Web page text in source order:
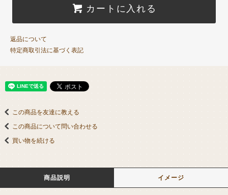
カートに入れる
返品について
特定商取引法に基づく表記
この商品を友達に教える
この商品について問い合わせる
買い物を続ける
商品説明 イメージ